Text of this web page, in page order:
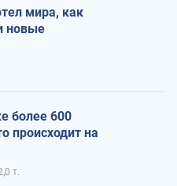
мира, как
новые
более 600
происходит на
т.